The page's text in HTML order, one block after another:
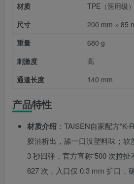
材质
TPE（医用级）
尺寸
200 mm × 85
重量
680 g
刺激度
高
通道长度
140 mm
产品特性
材质介绍 ：TAISEN自家配方“K-
胶油析出，舔一口没塑料味；软
3 秒回弹，官方宣称“500 次拉
627 次，入口仅 0.3 mm 扩口，